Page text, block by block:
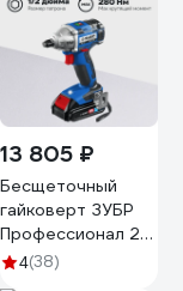
В, 350 Н·м, 2 АКБ
LMS (2 А·ч), кейс
GB-350-22
13 805 ₽
Бесщеточный
гайковерт ЗУБР
Профессионал 20
В, 2 АКБ, 2 Ач, в
4(38)